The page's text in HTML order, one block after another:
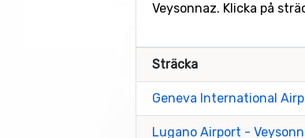
Veysonnaz. Klicka på
Sträcka
Geneva International
Lugano Airport -